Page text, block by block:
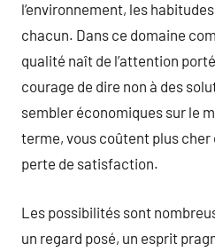
l’environnement, les
chacun. Dans ce domaine
qualité naît de l’attention
courage de dire non à des
sembler économiques sur le
terme, vous coûtent plus
perte de satisfaction.
Les possibilités sont
un regard posé, un esprit